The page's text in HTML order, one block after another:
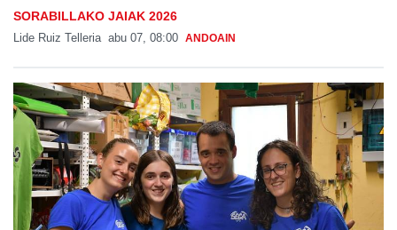
SORABILLAKO JAIAK 2026
Lide Ruiz Telleria abu 07, 08:00 ANDOAIN